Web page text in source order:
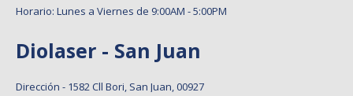
Horario: Lunes a Viernes de 9:00AM - 5:00PM
Diolaser - San Juan
Dirección - 1582 Cll Bori, San Juan, 00927